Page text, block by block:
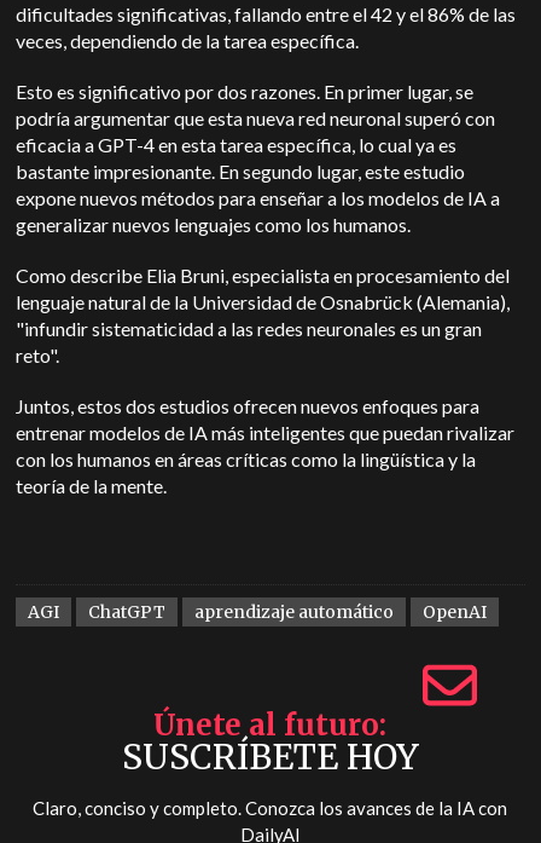
dificultades significativas, fallando entre el 42 y el 86% de las
veces, dependiendo de la tarea específica.
Esto es significativo por dos razones. En primer lugar, se
podría argumentar que esta nueva red neuronal superó con
eficacia a GPT-4 en esta tarea específica, lo cual ya es
bastante impresionante. En segundo lugar, este estudio
expone nuevos métodos para enseñar a los modelos de IA a
generalizar nuevos lenguajes como los humanos.
Como describe Elia Bruni, especialista en procesamiento del
lenguaje natural de la Universidad de Osnabrück (Alemania),
"infundir sistematicidad a las redes neuronales es un gran
reto".
Juntos, estos dos estudios ofrecen nuevos enfoques para
entrenar modelos de IA más inteligentes que puedan rivalizar
con los humanos en áreas críticas como la lingüística y la
teoría de la mente.
AGI ChatGPT aprendizaje automático OpenAI
Únete al futuro
SUSCRÍBETE HOY
Claro, conciso y completo. Conozca los avances de la IA con
DailyAI